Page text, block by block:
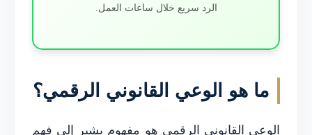
الرد سريع خلال ساعات العمل.
ما هو الوعي القانوني الرقمي؟
الوعي القانوني الرقمي هو مفهوم يشير إلى فهم